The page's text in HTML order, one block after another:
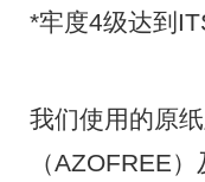
*牢度4级达到
我们使用的原
（AZOFREE